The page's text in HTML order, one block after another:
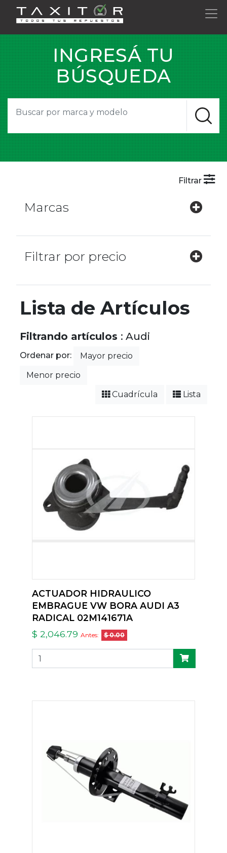
INGRESÁ TU
BÚSQUEDA
Filtrar
Marcas
Filtrar por precio
Lista de Artículos
Filtrando artículos : Audi
Ordenar por:
Mayor precio
Menor precio
Cuadrícula
Lista
ACTUADOR HIDRAULICO
EMBRAGUE VW BORA AUDI A3
RADICAL 02M141671A
$ 2,046.79 Antes: $ 0.00